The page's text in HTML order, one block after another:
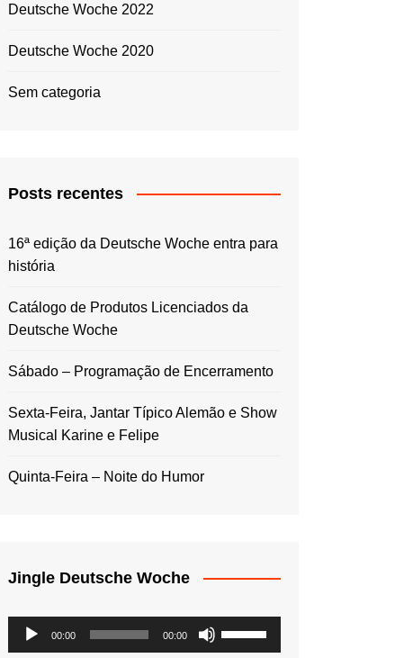
Deutsche Woche 2022
Deutsche Woche 2020
Sem categoria
Posts recentes
16ª edição da Deutsche Woche entra para
história
Catálogo de Produtos Licenciados da
Deutsche Woche
Sábado – Programação de Encerramento
Sexta-Feira, Jantar Típico Alemão e Show
Musical Karine e Felipe
Quinta-Feira – Noite do Humor
Jingle Deutsche Woche
Tocador
de
00:00 00:00
as